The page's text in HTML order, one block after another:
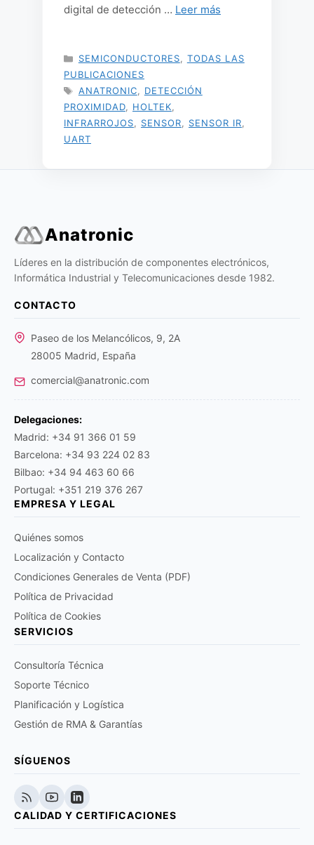
digital de detección … Leer más
CATEGORÍAS
SEMICONDUCTORES
TODAS LAS
PUBLICACIONES
ETIQUETAS
ANATRONIC
DETECCIÓN
PROXIMIDAD
HOLTEK
INFRARROJOS
SENSOR SENSOR IR
UART
Anatronic
Líderes en la distribución de componentes electrónicos,
Informática Industrial y Telecomunicaciones desde 1982.
CONTACTO
Paseo de los Melancólicos, 9, 2A
28005 Madrid, España
comercial@anatronic.com
Delegaciones:
Madrid: +34 91 366 01 59
Barcelona: +34 93 224 02 83
Bilbao: +34 94 463 60 66
Portugal: +351 219 376 267
EMPRESA Y LEGAL
Quiénes somos
Localización y Contacto
Condiciones Generales de Venta (PDF)
Política de Privacidad
Política de Cookies
SERVICIOS
Consultoría Técnica
Soporte Técnico
Planificación y Logística
Gestión de RMA & Garantías
SÍGUENOS
CALIDAD Y CERTIFICACIONES